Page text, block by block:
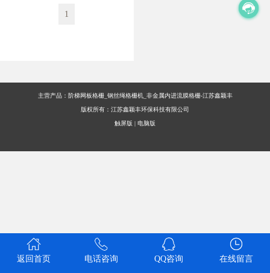
1
主营产品：阶梯网板格栅_钢丝绳格栅机_非金属内进流膜格栅-江苏鑫颖丰
版权所有：江苏鑫颖丰环保科技有限公司
触屏版 | 电脑版
返回首页 电话咨询 QQ咨询 在线留言